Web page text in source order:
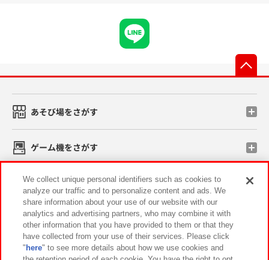
あそび場をさがす
ゲーム機をさがす
スマホ・PCであそぶ
イベント・キャンペーン
We collect unique personal identifiers such as cookies to
analyze our traffic and to personalize content and ads. We
share information about your use of our website with our
analytics and advertising partners, who may combine it with
other information that you have provided to them or that they
have collected from your use of their services. Please click
" here" to see more details about how we use cookies and